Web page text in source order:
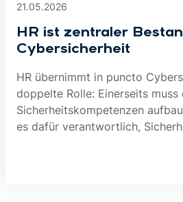
21.05.2026
HR ist zentraler
Cybersicherheit
HR übernimmt in puncto
doppelte Rolle: Einerseits muss
Sicherheitskompetenzen
es dafür verantwortlich,